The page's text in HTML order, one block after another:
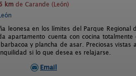
km de Carande (León)
leonesa en los límites del Parque Regional
apartamento cuenta con cocina
y plancha de asar. Preciosas vistas
si lo que desea es relajarse.
Email